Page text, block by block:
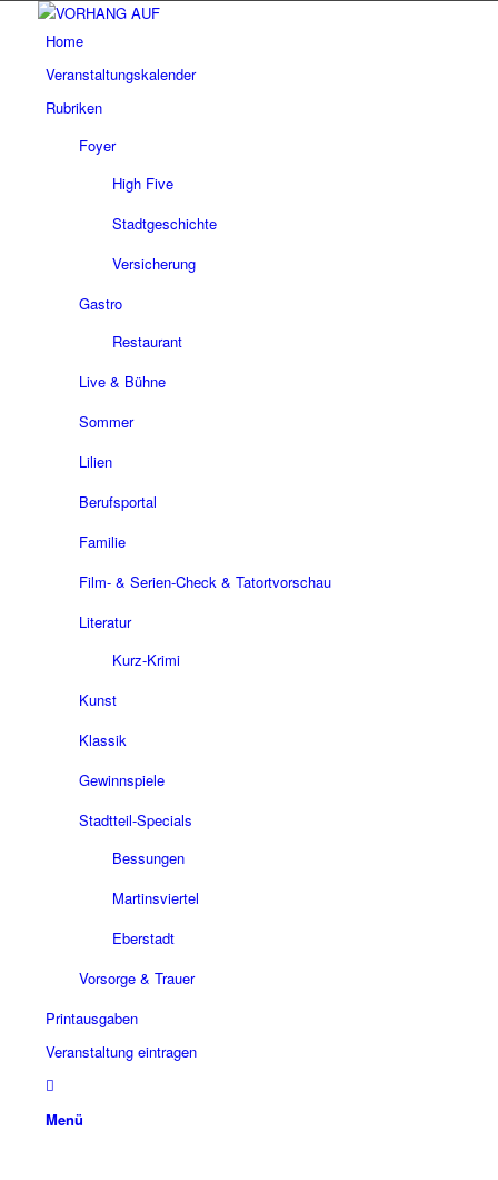
Home
Veranstaltungskalender
Rubriken
Foyer
High Five
Stadtgeschichte
Versicherung
Gastro
Restaurant
Live & Bühne
Sommer
Lilien
Berufsportal
Familie
Film- & Serien-Check & Tatortvorschau
Literatur
Kurz-Krimi
Kunst
Klassik
Gewinnspiele
Stadtteil-Specials
Bessungen
Martinsviertel
Eberstadt
Vorsorge & Trauer
Printausgaben
Veranstaltung eintragen
Menü